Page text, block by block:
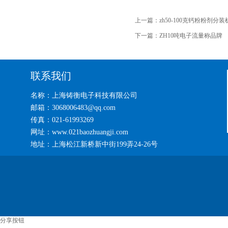
上一篇： zh50-100克钙粉粉剂分装
下一篇： ZH10吨电子流量称品牌
联系我们
名称：上海铸衡电子科技有限公司
邮箱：3068006483@qq.com
传真：021-61993269
网址：www.021baozhuangji.com
地址：上海松江新桥新中街199弄24-26号
分享按钮